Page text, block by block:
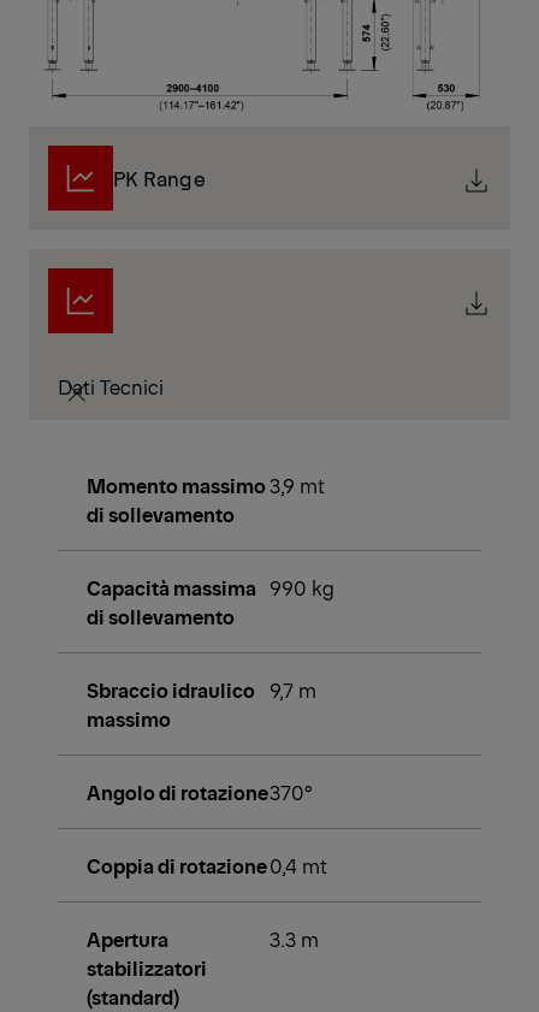
PK Range
Dati Tecnici
Momento massimo
di sollevamento
3,9 mt
Capacità massima
di sollevamento
990 kg
Sbraccio idraulico
massimo
9,7 m
Angolo di rotazione370°
Coppia di rotazione0,4 mt
Apertura
stabilizzatori
(standard)
3.3 m